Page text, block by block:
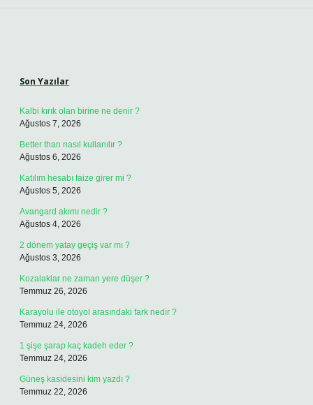
Son Yazılar
Kalbi kırık olan birine ne denir ?
Ağustos 7, 2026
Better than nasıl kullanılır ?
Ağustos 6, 2026
Katılım hesabı faize girer mi ?
Ağustos 5, 2026
Avangard akımı nedir ?
Ağustos 4, 2026
2 dönem yatay geçiş var mı ?
Ağustos 3, 2026
Kozalaklar ne zaman yere düşer ?
Temmuz 26, 2026
Karayolu ile otoyol arasındaki fark nedir ?
Temmuz 24, 2026
1 şişe şarap kaç kadeh eder ?
Temmuz 24, 2026
Güneş kasidesini kim yazdı ?
Temmuz 22, 2026